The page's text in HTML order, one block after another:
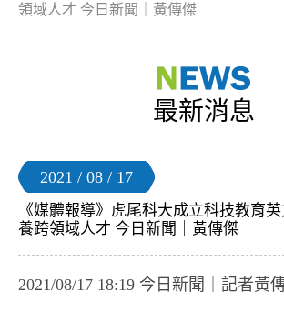
領域人才 今日新聞｜黃傳傑
最新消息
2021 / 08 / 17
《媒體報導》虎尾科大成立科技教育
養跨領域人才 今日新聞｜黃傳傑
2021/08/17 18:19 今日新聞｜記者黃